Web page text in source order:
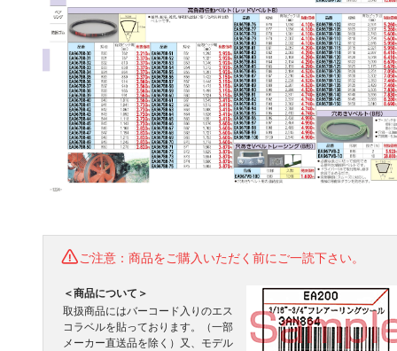
ご注意：商品をご購入いただく前にご一読下さい。
＜商品について＞
取扱商品にはバーコード入りのエス
コラベルを貼っております。（一部
メーカー直送品を除く）又、モデル